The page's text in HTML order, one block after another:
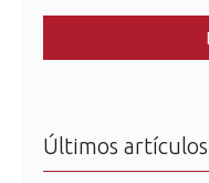
l
Últimos artículos